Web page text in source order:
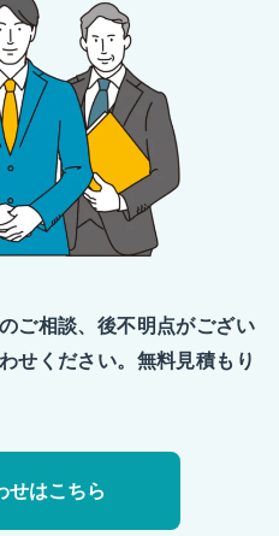
ご相談、後不明点がござい
せください。無料見積もり
せはこちら